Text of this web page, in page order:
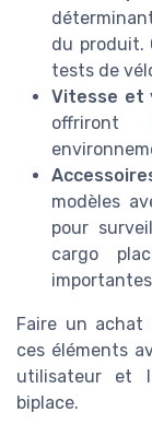
du produit.
tests de
Vitesse et
offriront
modèles
pour
cargo
Faire un achat
ces éléments
utilisateur et
biplace.